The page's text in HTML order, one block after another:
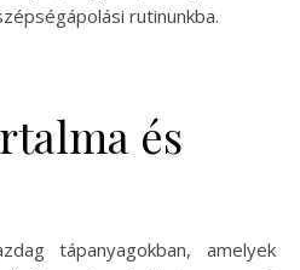
rutinunkba.
és
tápanyagokban, amelyek